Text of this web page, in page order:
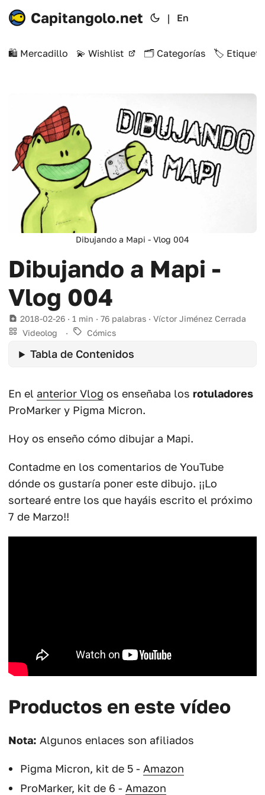
Capitangolo.net | En
🛍️ Mercadillo 💫 Wishlist 🗂️ Categorías 🏷️
Dibujando a Mapi - Vlog 004
Dibujando a Mapi -
Vlog 004
2018-02-26 · 1 min · 76 palabras · Víctor Jiménez Cerrada
Videolog
· Cómics
Tabla de Contenidos
En el anterior Vlog os enseñaba los rotuladores
ProMarker y Pigma Micron.
Hoy os enseño cómo dibujar a Mapi.
Contadme en los comentarios de YouTube
dónde os gustaría poner este dibujo. ¡¡Lo
sortearé entre los que hayáis escrito el próximo
7 de Marzo!!
Productos en este vídeo
Nota: Algunos enlaces son afiliados
Pigma Micron, kit de 5 - Amazon
ProMarker, kit de 6 - Amazon